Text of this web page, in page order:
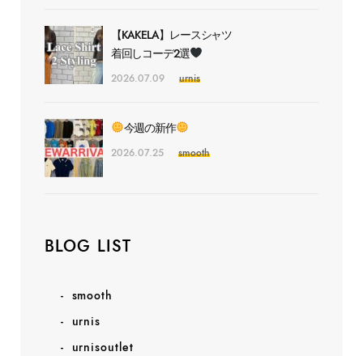
【KAKELA】レースシャツ
着回しコーデ2選
2026.07.09 urnis
今週の新作
2026.07.25 smooth
BLOG LIST
smooth
urnis
urnisoutlet